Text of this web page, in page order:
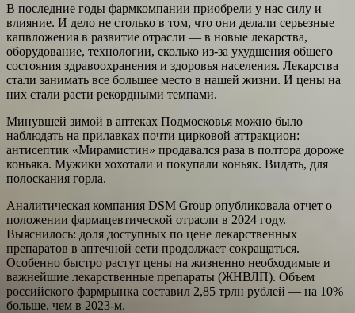
В последние годы фармкомпании приобрели у нас силу и
влияние. И дело не столько в том, что они делали серьезные
капвложения в развитие отрасли — в новые лекарства,
оборудование, технологии, сколько из-за ухудшения общего
состояния здравоохранения и здоровья населения. Лекарства
стали занимать все большее место в нашей жизни. И цены на
них стали расти рекордными темпами.
Минувшей зимой в аптеках Подмосковья можно было
наблюдать на прилавках почти цирковой аттракцион:
антисептик «Мирамистин» продавался раза в полтора дороже
коньяка. Мужики хохотали и покупали коньяк. Видать, для
полоскания горла.
Аналитическая компания DSM Group опубликовала отчет о
положении фармацевтической отрасли в 2024 году.
Выяснилось: доля доступных по цене лекарственных
препаратов в аптечной сети продолжает сокращаться.
Особенно быстро растут цены на жизненно необходимые и
важнейшие лекарственные препараты (ЖНВЛП). Объем
российского фармрынка составил 2,85 трлн рублей — на 10%
больше, чем в 2023-м.